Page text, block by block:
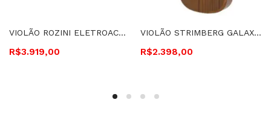
VIOLÃO ROZINI ELETROACÚSTICO PREMIUM AUDITÓRIO CORDAS DE AÇO – RX220AT.N.LP
R$3.919,00
VIOLÃO STRIMBERG GALAXY, ELETROACÚSTICO, FOLK, HC, CORDAS DE AÇO-SD301HCR LH MGS
R$2.398,00